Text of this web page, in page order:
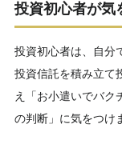
投資初心者が気
投資初心者は、自分
投資信託を積み立て
え「お小遣いでバク
の判断」に気をつけ